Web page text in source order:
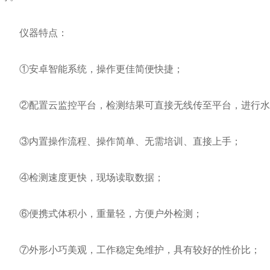
仪器特点：
①安卓智能系统，操作更佳简便快捷；
②配置云监控平台，检测结果可直接无线传至平台，进行水
③内置操作流程、操作简单、无需培训、直接上手；
④检测速度更快，现场读取数据；
⑥便携式体积小，重量轻，方便户外检测；
⑦外形小巧美观，工作稳定免维护，具有较好的性价比；